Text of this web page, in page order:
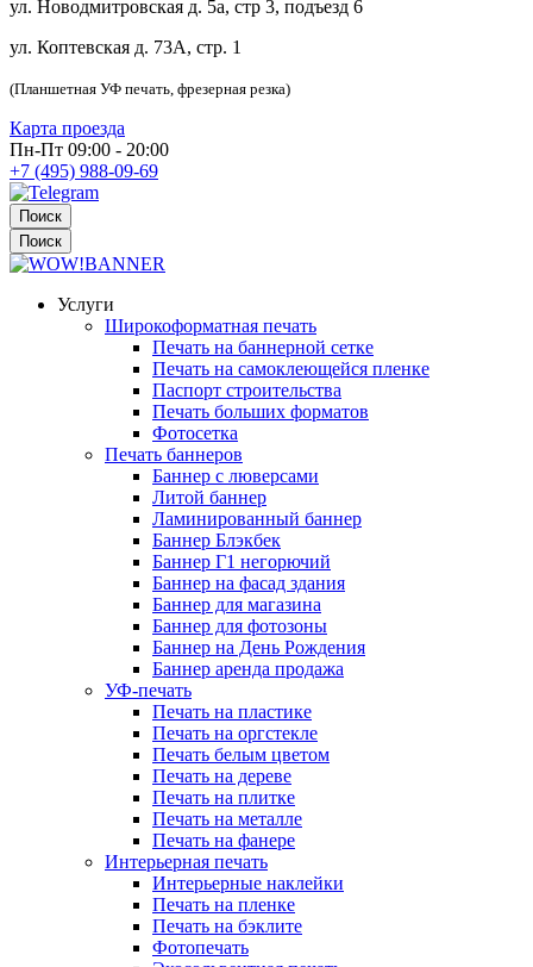
ул. Новодмитровская д. 5а, стр 3, подъезд 6
ул. Коптевская д. 73А, стр. 1
(Планшетная УФ печать, фрезерная резка)
Карта проезда
Пн-Пт 09:00 - 20:00
+7 (495) 988-09-69
Поиск
Поиск
Услуги
Широкоформатная печать
Печать на баннерной сетке
Печать на самоклеющейся пленке
Паспорт строительства
Печать больших форматов
Фотосетка
Печать баннеров
Баннер с люверсами
Литой баннер
Ламинированный баннер
Баннер Блэкбек
Баннер Г1 негорючий
Баннер на фасад здания
Баннер для магазина
Баннер для фотозоны
Баннер на День Рождения
Баннер аренда продажа
УФ-печать
Печать на пластике
Печать на оргстекле
Печать белым цветом
Печать на дереве
Печать на плитке
Печать на металле
Печать на фанере
Интерьерная печать
Интерьерные наклейки
Печать на пленке
Печать на бэклите
Фотопечать